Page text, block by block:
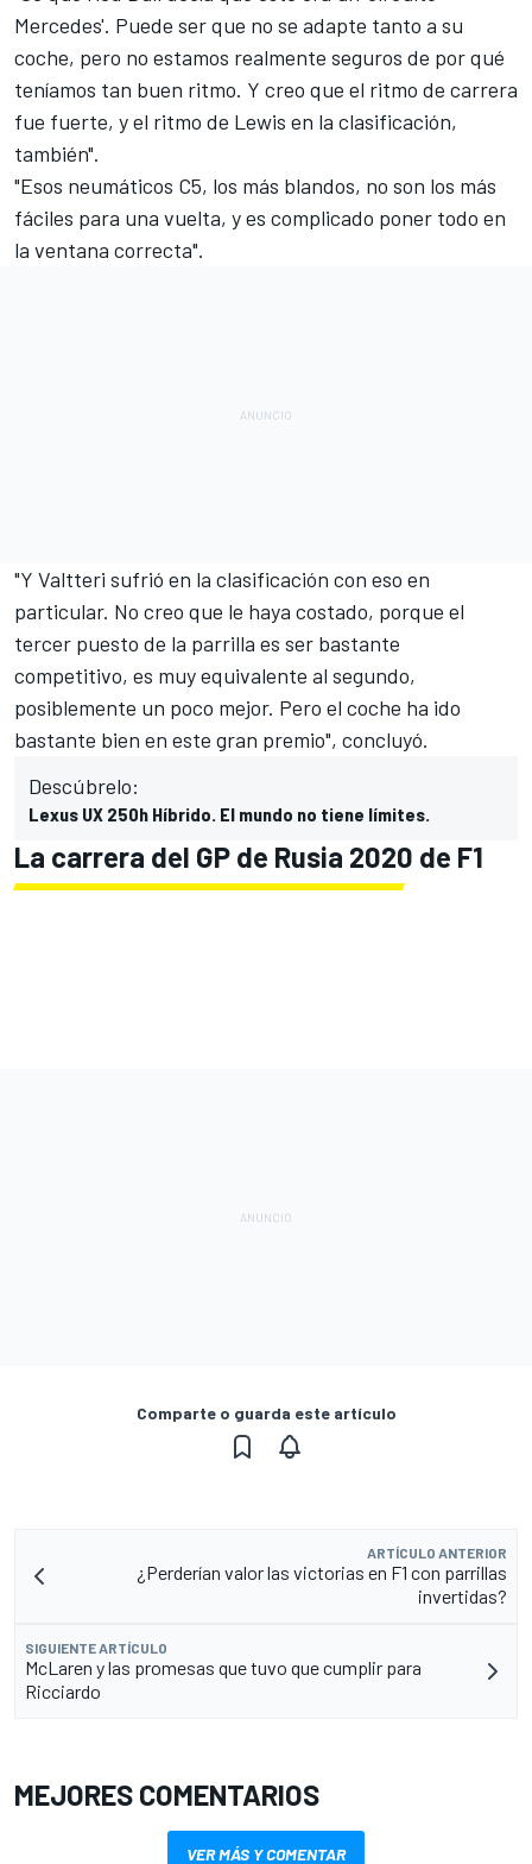
Mercedes'. Puede ser que no se adapte tanto a su
coche, pero no estamos realmente seguros de por qué
teníamos tan buen ritmo. Y creo que el ritmo de carrera
fue fuerte, y el ritmo de Lewis en la clasificación,
también".
"Esos neumáticos C5, los más blandos, no son los más
fáciles para una vuelta, y es complicado poner todo en
la ventana correcta".
"Y Valtteri sufrió en la clasificación con eso en
particular. No creo que le haya costado, porque el
tercer puesto de la parrilla es ser bastante
competitivo, es muy equivalente al segundo,
posiblemente un poco mejor. Pero el coche ha ido
bastante bien en este gran premio", concluyó.
Descúbrelo:
Lexus UX 250h Híbrido. El mundo no tiene límites.
La carrera del GP de Rusia 2020 de F1
Comparte o guarda este artículo
ARTÍCULO ANTERIOR
¿Perderían valor las victorias en F1 con parrillas
invertidas?
SIGUIENTE ARTÍCULO
McLaren y las promesas que tuvo que cumplir para
Ricciardo
MEJORES COMENTARIOS
VER MÁS Y COMENTAR